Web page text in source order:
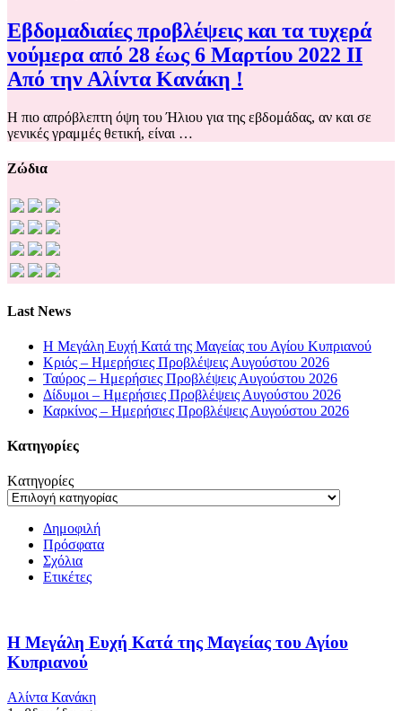
Εβδομαδιαίες προβλέψεις και τα τυχερά
νούμερα από 28 έως 6 Μαρτίου 2022 ΙΙ
Από την Αλίντα Κανάκη !
Η πιο απρόβλεπτη όψη του Ήλιου για της εβδομάδας, αν και σε
γενικές γραμμές θετική, είναι …
Ζώδια
Last News
Η Μεγάλη Ευχή Κατά της Μαγείας του Αγίου Κυπριανού
Κριός – Ημερήσιες Προβλέψεις Αυγούστου 2026
Ταύρος – Ημερήσιες Προβλέψεις Αυγούστου 2026
Δίδυμοι – Ημερήσιες Προβλέψεις Αυγούστου 2026
Καρκίνος – Ημερήσιες Προβλέψεις Αυγούστου 2026
Kατηγορίες
Kατηγορίες
Δημοφιλή
Πρόσφατα
Σχόλια
Ετικέτες
Η Μεγάλη Ευχή Κατά της Μαγείας του Αγίου
Κυπριανού
Αλίντα Κανάκη